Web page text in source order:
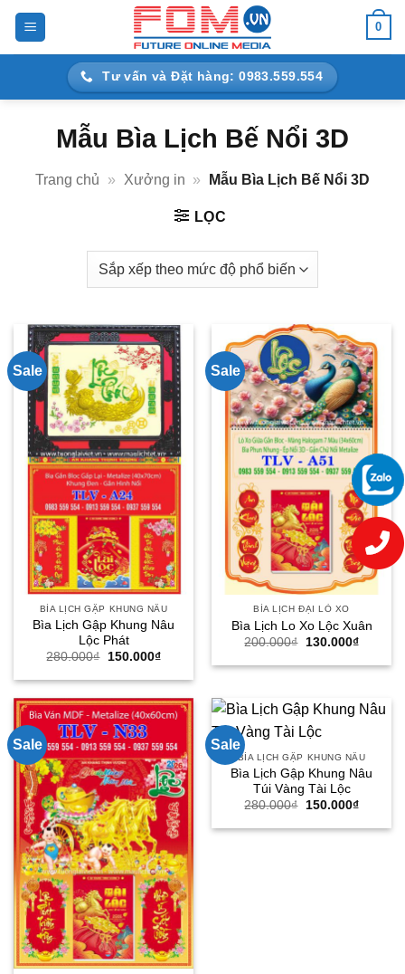
Bỏ
nội
0
Tư vấn và Đặt hàng: 0983.559.554
Mẫu Bìa Lịch Bế Nổi 3D
Trang chủ » Xưởng in » Mẫu Bìa Lịch Bế Nổi 3D
LỌC
Sale
BÌA LỊCH GẬP KHUNG NÂU
Bìa Lịch Gập Khung Nâu
Lộc Phát
280.000₫
Giá
là:
150.000₫Giá
tại
150.000₫.
Sale
BÌA LỊCH ĐẠI LÒ XO
Bìa Lịch Lo Xo Lộc Xuân
200.000₫
Giá
là:
130.000₫Giá
tại
Sale Sale
BÌA LỊCH GẬP KHUNG NÂU
Bìa Lịch Gập Khung Nâu
Túi Vàng Tài Lộc
280.000₫
Giá
là:
150.000₫Giá
tại